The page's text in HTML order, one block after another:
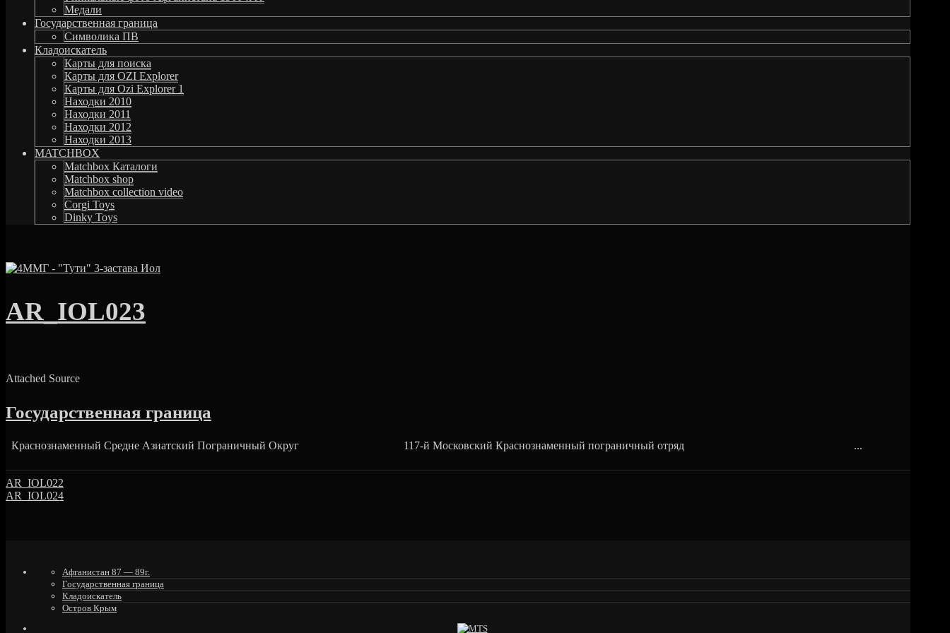
Медали
Государственная граница
Символика ПВ
Кладоискатель
Карты для поиска
Карты для OZI Explorer
Карты для Ozi Explorer 1
Находки 2010
Находки 2011
Находки 2012
Находки 2013
MATCHBOX
Matchbox Каталоги
Matchbox shop
Matchbox collection video
Corgi Toys
Dinky Toys
AR_IOL023
Attached Source
Государственная граница
Краснознаменный Средне Азиатский Пограничный Округ 117-й Московский Краснознаменный пограничный отряд ...
AR_IOL022
AR_IOL024
Афганистан 87 — 89г.
Государственная граница
Кладоискатель
Остров Крым